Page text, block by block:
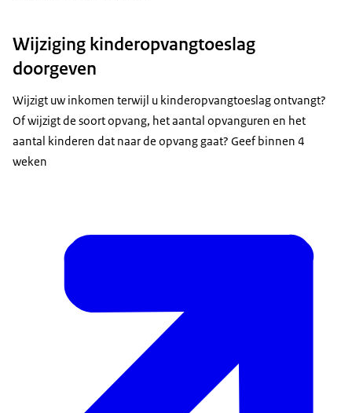
Wijziging kinderopvangtoeslag
doorgeven
Wijzigt uw inkomen terwijl u kinderopvangtoeslag ontvangt?
Of wijzigt de soort opvang, het aantal opvanguren en het
aantal kinderen dat naar de opvang gaat? Geef binnen 4
weken